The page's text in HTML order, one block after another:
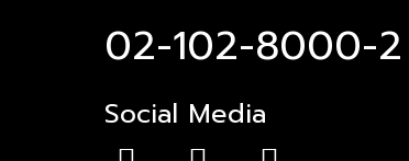
02-102-8000-2
Social Media